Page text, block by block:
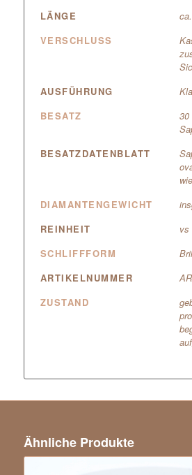
LÄNGE
VERSCHLUSS
AUSFÜHRUNG
BESATZ
30
BESATZDATENBLATT
DIAMANTENGEWICHT
REINHEIT
vs
SCHLIFFFORM
ARTIKELNUMMER
ZUSTAND
Ähnliche Produkte